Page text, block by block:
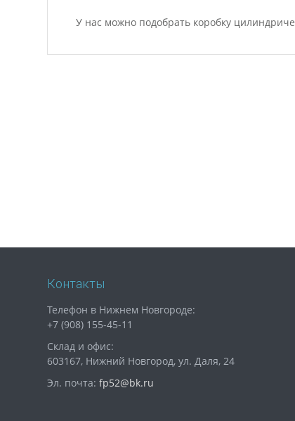
У нас можно подобрать коробку
Контакты
Телефон в Нижнем Новгороде:
+7 (908) 155-45-11
Склад и офис:
603167, Нижний Новгород, ул. Даля, 24
Эл. почта: fp52@bk.ru